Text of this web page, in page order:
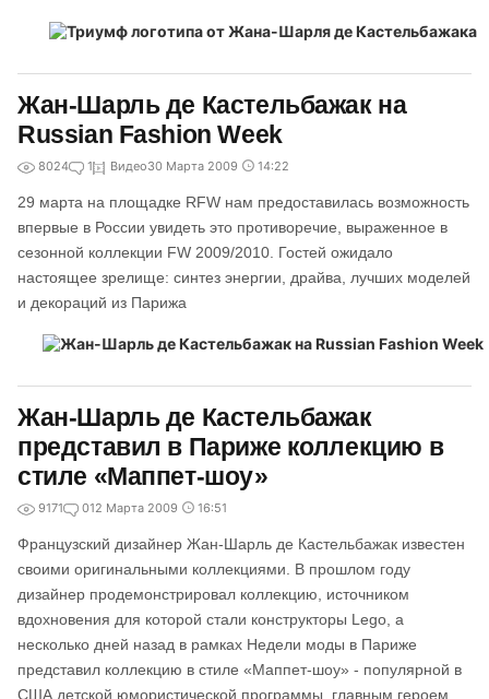
Жан-Шарль де Кастельбажак на
Russian Fashion Week
8024 1 Видео30 Марта 2009 14:22
29 марта на площадке RFW нам предоставилась возможность
впервые в России увидеть это противоречие, выраженное в
сезонной коллекции FW 2009/2010. Гостей ожидало
настоящее зрелище: синтез энергии, драйва, лучших моделей
и декораций из Парижа
Жан-Шарль де Кастельбажак
представил в Париже коллекцию в
стиле «Маппет-шоу»
9171 012 Марта 2009 16:51
Французский дизайнер Жан-Шарль де Кастельбажак известен
своими оригинальными коллекциями. В прошлом году
дизайнер продемонстрировал коллекцию, источником
вдохновения для которой стали конструкторы Lego, а
несколько дней назад в рамках Недели моды в Париже
представил коллекцию в стиле «Маппет-шоу» - популярной в
США детской юмористической программы, главным героем